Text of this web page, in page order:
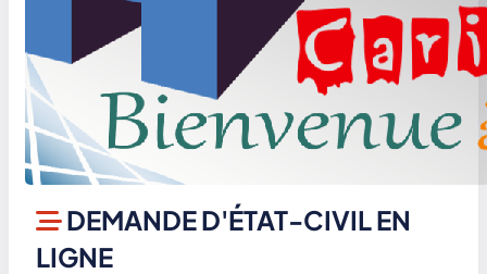
DEMANDE D'ÉTAT-CIVIL EN
LIGNE